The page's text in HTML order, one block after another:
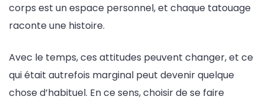
corps est un espace personnel, et chaque tatouage
raconte une histoire.
Avec le temps, ces attitudes peuvent changer, et ce
qui était autrefois marginal peut devenir quelque
chose d’habituel. En ce sens, choisir de se faire